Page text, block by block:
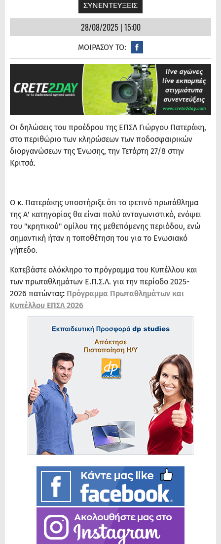
ΣΥΝΕΝΤΕΥΞΕΙΣ
28/08/2025 | 15:00
ΜΟΙΡΑΣΟΥ ΤΟ:
Οι δηλώσεις του προέδρου της ΕΠΣΛ Γιώργου Πατεράκη,
στο περιθώριο των κληρώσεων των ποδοσφαιρικών
διοργανώσεων της Ένωσης, την Τετάρτη 27/8 στην
Κριτσά.
Ο κ. Πατεράκης υποστήριξε ότι το φετινό πρωτάθλημα
της Α' κατηγορίας θα είναι πολύ ανταγωνιστικό, ενόψει
του "κρητικού" ομίλου της μεθεπόμενης περιόδου, ενώ
σημαντική ήταν η τοποθέτηση του για το Ενωσιακό
γήπεδο.
Κατεβάστε ολόκληρο το πρόγραμμα του Κυπέλλου και
των πρωταθλημάτων Ε.Π.Σ.Λ. για την περίοδο 2025-
2026 πατώντας: Πρόγραμμα Πρωταθλημάτων και
Κυπέλλου ΕΠΣΛ 2026